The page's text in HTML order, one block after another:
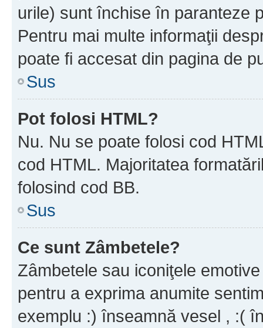
urile) sunt închise în paranteze
Pentru mai multe informaţii
poate fi accesat din pagina de
Sus
Pot folosi HTML?
Nu. Nu se poate folosi cod
cod HTML. Majoritatea
folosind cod BB.
Sus
Ce sunt Zâmbetele?
Zâmbetele sau iconiţele
pentru a exprima anumite
exemplu :) înseamnă vesel , :(